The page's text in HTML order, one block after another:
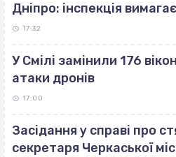
Дніпро: інспекція
17:32
У Смілі замінили 176
атаки дронів
17:00
Засідання у справі про
секретаря Черкаської